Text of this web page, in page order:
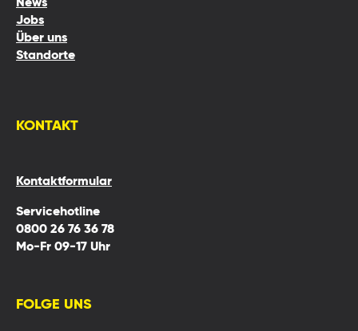
News
Jobs
Über uns
Standorte
KONTAKT
Kontaktformular
Servicehotline
0800 26 76 36 78
Mo-Fr 09-17 Uhr
FOLGE UNS